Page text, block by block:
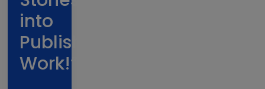
into
Published
Work!”